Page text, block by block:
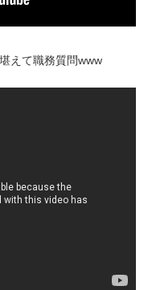
えて職務質問www